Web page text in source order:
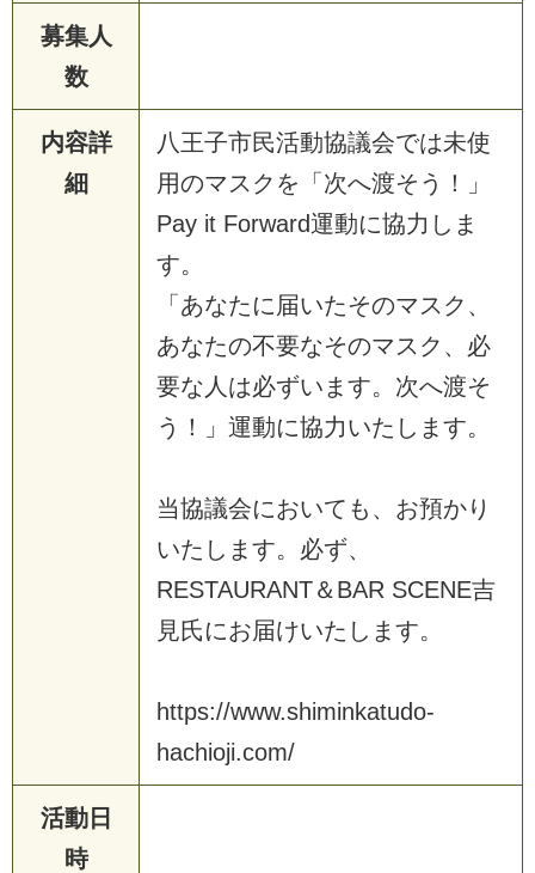
募集人
数
内容詳
細
八王子市民活動協議会では未使
用のマ ス ク を 「 次へ渡そ う ！
」
Pay it Forward運動に協力 し ま
す。
「 あなたに届いたそのマ ス ク 、
あなたの不要なそのマ ス ク 、 必
要な 人 は必ずい ま す。 次へ渡そ
う ！ 」 運動に協力いた し ま す。
当協議会において も 、 お預かり
いた し ま す。 必ず、
RESTAURANT＆BAR SCENE吉
見氏にお届けいた し ま す。
https://www.shiminkatudo-
hachioji.com/
活動日
時